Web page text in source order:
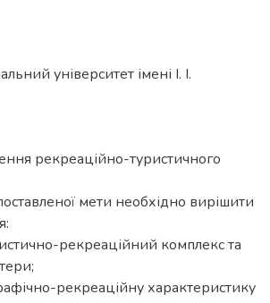
університет імені І. І.
рекреаційно-туристичного
мети необхідно вирішити
рекреаційний комплекс та
рекреаційну характеристику